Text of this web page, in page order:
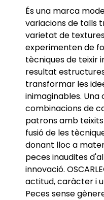
És una marca
variacions de talls
varietat de textures.
experimenten de
tècniques de teixir
resultat
transformar les
inimaginables.
combinacions de
patrons amb teixits
fusió de les
donant lloc a
peces inaudites
innovació.
actitud, caràcter i
Peces sense